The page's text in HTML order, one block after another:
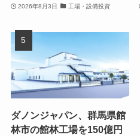
2026年8月3日 工場・設備投資
ダノンジャパン、群馬県館
林市の館林工場を150億円